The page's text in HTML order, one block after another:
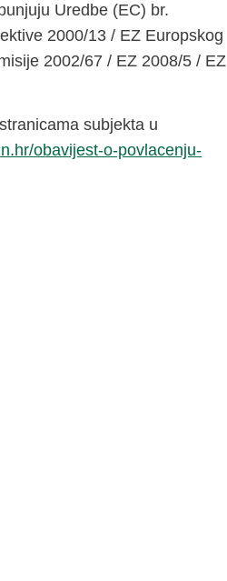
Uredbe (EC) br.
2000/13 / EZ Europskog
2002/67 / EZ 2008/5 / EZ
subjekta u
obavijest-o-povlacenju-